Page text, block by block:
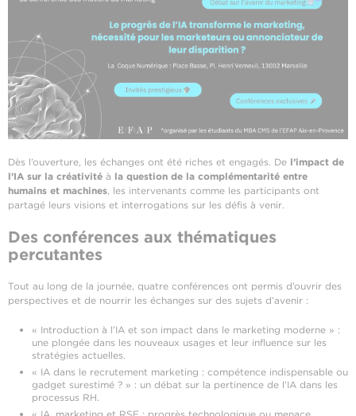
Dès l’ouverture, les échanges ont été riches et engagés. De l’impact de
l’IA sur la créativité à la question de la complémentarité entre
humains et machines, les intervenants comme les participants ont
partagé leurs visions et interrogations sur les défis à venir.
Des conférences aux thématiques
percutantes
Tout au long de la journée, quatre conférences ont permis d’ouvrir des
perspectives et de nourrir les échanges sur des sujets d’avenir :
« Introduction à l’IA et son impact dans le marketing moderne » :
une plongée dans les nouveaux usages et leur influence sur les
stratégies actuelles.
« IA dans le recrutement marketing : compétence indispensable ou
gadget surestimé ? » : un débat sur la pertinence de l’IA dans les
processus RH.